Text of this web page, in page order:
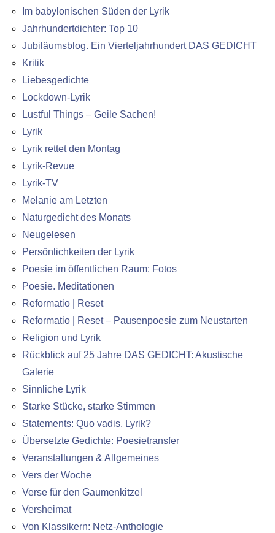
Im babylonischen Süden der Lyrik
Jahrhundertdichter: Top 10
Jubiläumsblog. Ein Vierteljahrhundert DAS GEDICHT
Kritik
Liebesgedichte
Lockdown-Lyrik
Lustful Things – Geile Sachen!
Lyrik
Lyrik rettet den Montag
Lyrik-Revue
Lyrik-TV
Melanie am Letzten
Naturgedicht des Monats
Neugelesen
Persönlichkeiten der Lyrik
Poesie im öffentlichen Raum: Fotos
Poesie. Meditationen
Reformatio | Reset
Reformatio | Reset – Pausenpoesie zum Neustarten
Religion und Lyrik
Rückblick auf 25 Jahre DAS GEDICHT: Akustische
Galerie
Sinnliche Lyrik
Starke Stücke, starke Stimmen
Statements: Quo vadis, Lyrik?
Übersetzte Gedichte: Poesietransfer
Veranstaltungen & Allgemeines
Vers der Woche
Verse für den Gaumenkitzel
Versheimat
Von Klassikern: Netz-Anthologie